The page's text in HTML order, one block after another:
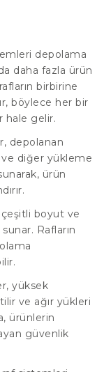
depolama
daha fazla ürün
birbirine
böylece her bir
hale gelir.
depolanan
diğer yükleme
ürün
boyut ve
Rafların
yüksek
ve ağır yükleri
ürünlerin
güvenlik